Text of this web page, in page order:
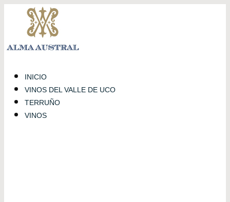
INICIO
VINOS DEL VALLE DE UCO
TERRUÑO
VINOS